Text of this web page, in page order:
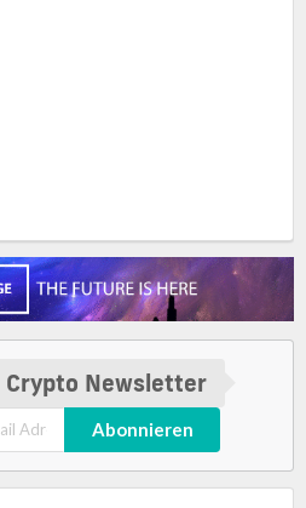
Crypto Newsletter
Abonnieren